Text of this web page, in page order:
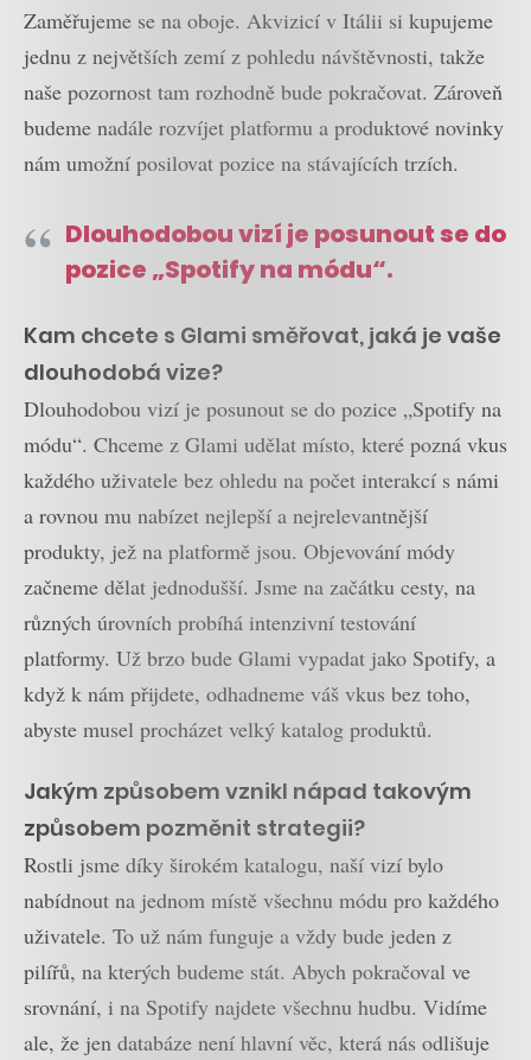
Zaměřujeme se na oboje. Akvizicí v Itálii si kupujeme
jednu z největších zemí z pohledu návštěvnosti, takže
naše pozornost tam rozhodně bude pokračovat. Zároveň
budeme nadále rozvíjet platformu a produktové novinky
nám umožní posilovat pozice na stávajících trzích.
Dlouhodobou vizí je posunout se do
pozice „Spotify na módu“.
Kam chcete s Glami směřovat, jaká je vaše
dlouhodobá vize?
Dlouhodobou vizí je posunout se do pozice „Spotify na
módu“. Chceme z Glami udělat místo, které pozná vkus
každého uživatele bez ohledu na počet interakcí s námi
a rovnou mu nabízet nejlepší a nejrelevantnější
produkty, jež na platformě jsou. Objevování módy
začneme dělat jednodušší. Jsme na začátku cesty, na
různých úrovních probíhá intenzivní testování
platformy. Už brzo bude Glami vypadat jako Spotify, a
když k nám přijdete, odhadneme váš vkus bez toho,
abyste musel procházet velký katalog produktů.
Jakým způsobem vznikl nápad takovým
způsobem pozměnit strategii?
Rostli jsme díky širokém katalogu, naší vizí bylo
nabídnout na jednom místě všechnu módu pro každého
uživatele. To už nám funguje a vždy bude jeden z
pilířů, na kterých budeme stát. Abych pokračoval ve
srovnání, i na Spotify najdete všechnu hudbu. Vidíme
ale, že jen databáze není hlavní věc, která nás odlišuje